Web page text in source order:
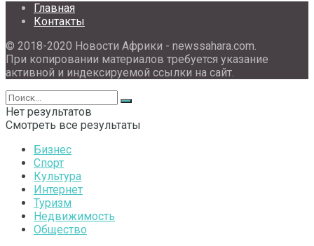
Главная
Контакты
© 2018-2020 Новости Африки - newssahara.com.
При копировании материалов требуется указание
активной и индексируемой ссылки на сайт.
Нет результатов
Смотреть все результаты
Бизнес
Спорт
Культура
Интернет
Туризм
Недвижимость
Общество